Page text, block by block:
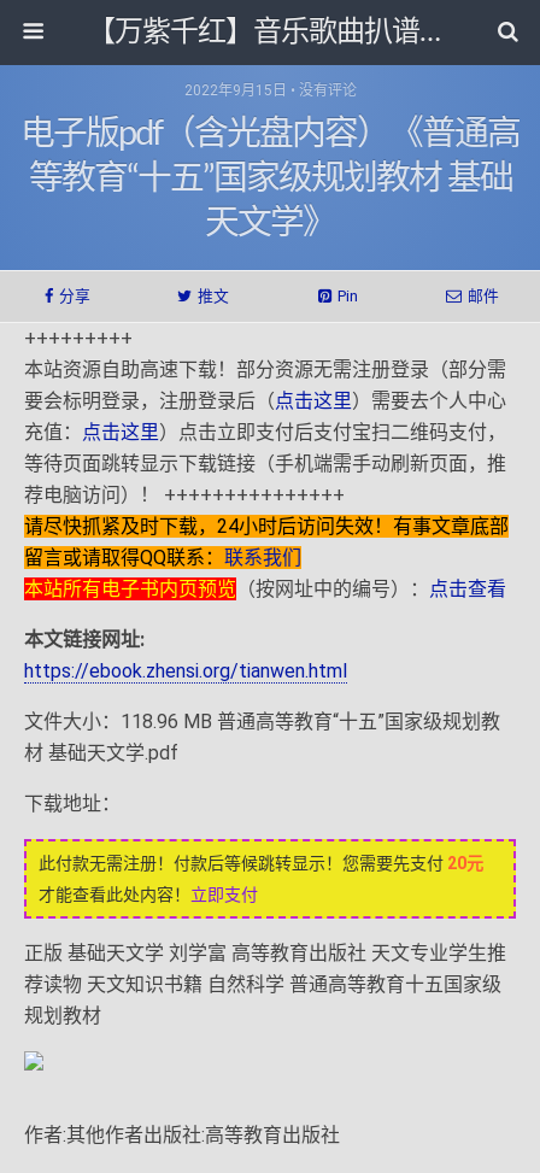
【万紫千红】音乐歌曲扒谱打带和电子书影视剧资源网
2022年9月15日 • 没有评论
电子版pdf（含光盘内容）《普通高
等教育“十五”国家级规划教材 基础
天文学》
分享 推文 Pin 邮件
+++++++++
本站资源自助高速下载！部分资源无需注册登录（部分需
要会标明登录，注册登录后（点击这里）需要去个人中心
充值：
点击这里）点击立即支付后支付宝扫二维码支付，
等待页面跳转显示下载链接（手机端需手动刷新页面，推
荐电脑访问）！ +++++++++++++++
请尽快抓紧及时下载，24小时后访问失效！有事文章底部
留言或请取得QQ联系： 联系我们
本站所有电子书内页预览 （按网址中的编号）： 点击查看
本文链接网址:
https://ebook.zhensi.org/tianwen.html
文件大小：118.96 MB 普通高等教育“十五”国家级规划教
材 基础天文学.pdf
下载地址：
此付款无需注册！付款后等候跳转显示！您需要先支付 20元
才能查看此处内容！ 立即支付
正版 基础天文学 刘学富 高等教育出版社 天文专业学生推
荐读物 天文知识书籍 自然科学 普通高等教育十五国家级
规划教材
作者:其他作者出版社:高等教育出版社